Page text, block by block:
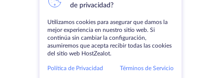
de privacidad?
Utilizamos cookies para asegurar que damos la
mejor experiencia en nuestro sitio web. Si
continúa sin cambiar la configuración,
asumiremos que acepta recibir todas las cookies
del sitio web HostZealot.
Política de Privacidad Términos de Servicio